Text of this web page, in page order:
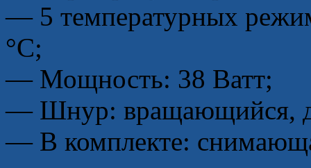
— 5 температурных
°С;
— Мощность: 38 Ватт;
— Шнур: вращающийся,
— В комплекте: